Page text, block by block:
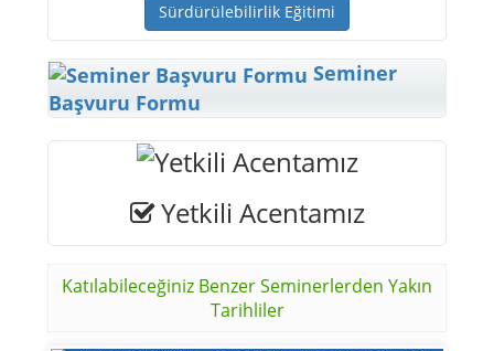
Sürdürülebilirlik Eğitimi
Seminer
Başvuru Formu
Yetkili Acentamız
Katılabileceğiniz Benzer Seminerlerden Yakın
Tarihliler